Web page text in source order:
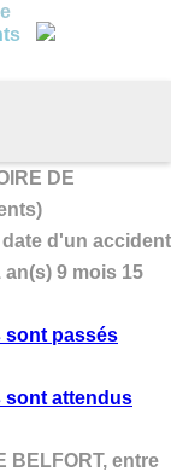
DE
date d'un accident
9 mois 15
BELFORT, entre